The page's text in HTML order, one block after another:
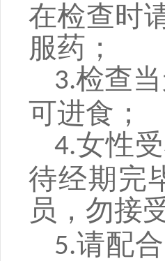
在检查时
服药；
3.检查
可进食；
4.女性
待经期完
员，勿接
5.请配